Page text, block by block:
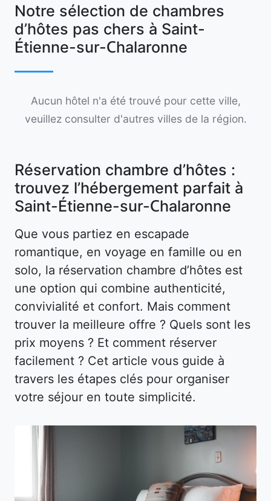
Notre sélection de chambres
d’hôtes pas chers à Saint-
Étienne-sur-Chalaronne
Aucun hôtel n'a été trouvé pour cette ville,
veuillez consulter d'autres villes de la région.
Réservation chambre d’hôtes :
trouvez l’hébergement parfait à
Saint-Étienne-sur-Chalaronne
Que vous partiez en escapade
romantique, en voyage en famille ou en
solo, la réservation chambre d’hôtes est
une option qui combine authenticité,
convivialité et confort. Mais comment
trouver la meilleure offre ? Quels sont les
prix moyens ? Et comment réserver
facilement ? Cet article vous guide à
travers les étapes clés pour organiser
votre séjour en toute simplicité.